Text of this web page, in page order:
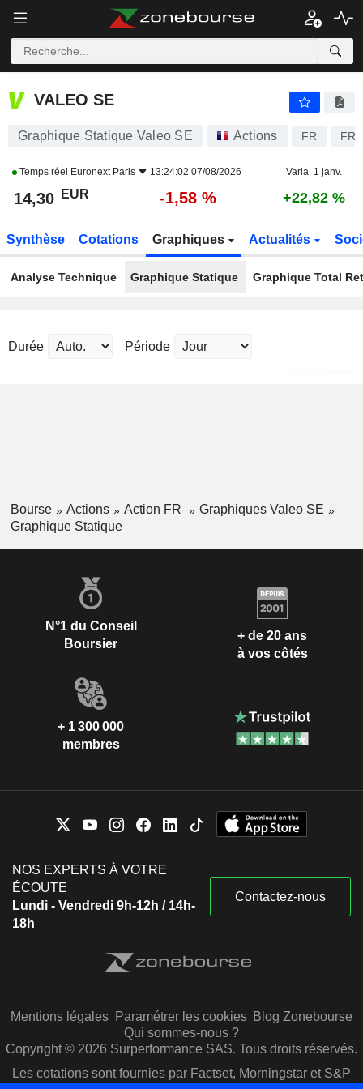
VALEO SE
VALEO SE
Graphique Statique Valeo SE Actions FR
Temps réel Euronext Paris 13:24:02 07/08/2026 Varia. 1 janv.
14,30 EUR -1,58 % +22,82 %
Synthèse Cotations Graphiques Actualités
Analyse Technique Graphique Statique Graphique Total
Durée Période
Bourse Actions Action FR
Graphiques Valeo SE
Graphique Statique
N°1 du Conseil
Boursier
+ de 20 ans
à vos côtés
+ 1 300 000
membres
NOS EXPERTS À VOTRE
ÉCOUTE
Lundi - Vendredi 9h-12h / 14h-
18h
Contactez-nous
Mentions légales Paramétrer les cookies Blog Zonebourse
Qui sommes-nous ?
Copyright © 2026 Surperformance SAS. Tous droits réservés.
Les cotations sont fournies par Factset, Morningstar et S&P